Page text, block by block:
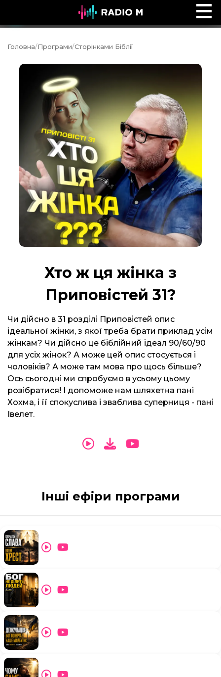
Після титрів
Головна/Програми/Сторінками Біблії
Хто ж ця жінка з
Приповістей 31?
Чи дійсно в 31 розділі Приповістей опис
ідеальної жінки, з якої треба брати приклад усім
жінкам? Чи дійсно це біблійний ідеал 90/60/90
для усіх жінок? А може цей опис стосується і
чоловіків? А може там мова про щось більше?
Ось сьогодні ми спробуємо в усьому цьому
розібратися! І допоможе нам шляхетна пані
Хохма, і її спокуслива і зваблива суперниця - пані
Івелет.
Інші ефіри програми